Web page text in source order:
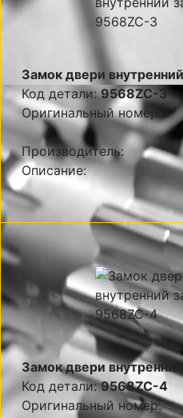
Замок двери
Код детали:9568ZC-3
Оригинальный номер:
Производитель:
Описание:
Замок двери
Код детали:9568ZC-4
Оригинальный номер: